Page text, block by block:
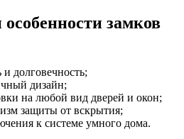
замков
долговечность;
дизайн;
на любой вид дверей и окон;
защиты от вскрытия;
к системе умного дома.